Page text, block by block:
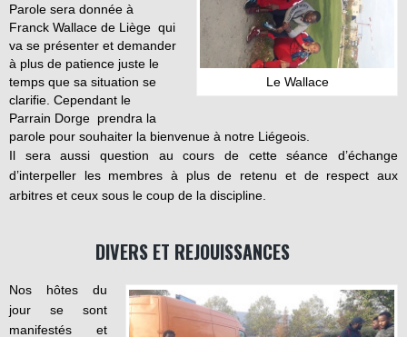
Le Wallace
Parole sera donnée à
Franck Wallace de Liège qui
va se présenter et demander
à plus de patience juste le
temps que sa situation se
clarifie. Cependant le
Parrain Dorge prendra la
parole pour souhaiter la bienvenue à notre Liégeois.
Il sera aussi question au cours de cette séance d’échange
d’interpeller les membres à plus de retenu et de respect aux
arbitres et ceux sous le coup de la discipline.
DIVERS ET REJOUISSANCES
Nos hôtes du
jour se sont
manifestés et